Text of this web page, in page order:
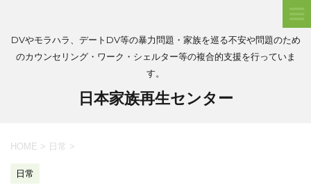
DVやモラハラ、デートDV等の暴力問題・家族を巡る不安や問題のため
のカウンセリング・ワーク・シェルター等の複合的支援を行っていま
す。
日本家族再生センター
HOME > 日常 >
日常